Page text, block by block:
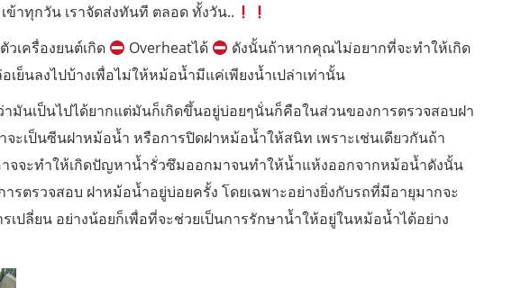
เข้าทุกวัน เราจัดส่งทันที ตลอด ทั้งวัน..
เครื่องยนต์เกิด
Overheatได้
ดังนั้นถ้าหากคุณไม่อยากที่จะทำให้เกิด
ย็นลงไปบ้างเพื่อไม่ให้หม้อน้ำมีแค่เพียงน้ำเปล่าเท่านั้น
มันเป็นไปได้ยากแต่มันก็เกิดขึ้นอยู่บ่อยๆนั่นก็คือในส่วนของการตรวจสอบฝา
ะเป็นซีนฝาหม้อน้ำ หรือการปิดฝาหม้อน้ำให้สนิท เพราะเช่นเดียวกันถ้า
จจะทำให้เกิดปัญหาน้ำรั่วซึมออกมาจนทำให้น้ำแห้งออกจากหม้อน้ำดังนั้น
รตรวจสอบ ฝาหม้อน้ำอยู่บ่อยครั้ง โดยเฉพาะอย่างยิ่งกับรถที่มีอายุมากจะ
เปลี่ยน อย่างน้อยก็เพื่อที่จะช่วยเป็นการรักษาน้ำให้อยู่ในหม้อน้ำได้อย่าง